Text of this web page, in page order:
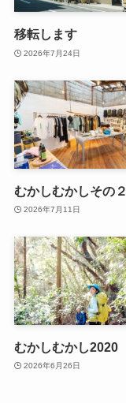
移転します
2026年7月24日
むかしむかしその２
2026年7月11日
むかしむかし2020
2026年6月26日